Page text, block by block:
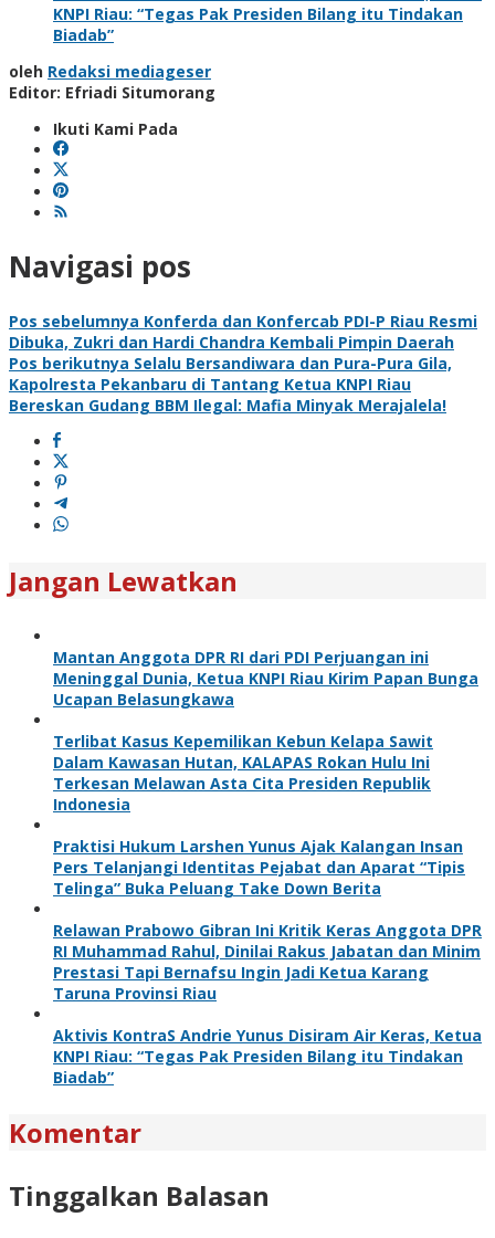
KNPI Riau: “Tegas Pak Presiden Bilang itu Tindakan
Biadab”
oleh Redaksi mediageser
Editor: Efriadi Situmorang
Ikuti Kami Pada
Navigasi pos
Pos sebelumnya Konferda dan Konfercab PDI-P Riau Resmi
Dibuka, Zukri dan Hardi Chandra Kembali Pimpin Daerah
Pos berikutnya Selalu Bersandiwara dan Pura-Pura Gila,
Kapolresta Pekanbaru di Tantang Ketua KNPI Riau
Bereskan Gudang BBM Ilegal: Mafia Minyak Merajalela!
Jangan Lewatkan
Mantan Anggota DPR RI dari PDI Perjuangan ini
Meninggal Dunia, Ketua KNPI Riau Kirim Papan Bunga
Ucapan Belasungkawa
Terlibat Kasus Kepemilikan Kebun Kelapa Sawit
Dalam Kawasan Hutan, KALAPAS Rokan Hulu Ini
Terkesan Melawan Asta Cita Presiden Republik
Indonesia
Praktisi Hukum Larshen Yunus Ajak Kalangan Insan
Pers Telanjangi Identitas Pejabat dan Aparat “Tipis
Telinga” Buka Peluang Take Down Berita
Relawan Prabowo Gibran Ini Kritik Keras Anggota DPR
RI Muhammad Rahul, Dinilai Rakus Jabatan dan Minim
Prestasi Tapi Bernafsu Ingin Jadi Ketua Karang
Taruna Provinsi Riau
Aktivis KontraS Andrie Yunus Disiram Air Keras, Ketua
KNPI Riau: “Tegas Pak Presiden Bilang itu Tindakan
Biadab”
Komentar
Tinggalkan Balasan